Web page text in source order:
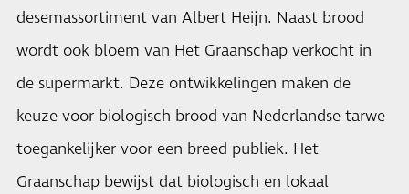
desemassortiment van Albert Heijn. Naast brood
wordt ook bloem van Het Graanschap verkocht in
de supermarkt. Deze ontwikkelingen maken de
keuze voor biologisch brood van Nederlandse tarwe
toegankelijker voor een breed publiek. Het
Graanschap bewijst dat biologisch en lokaal